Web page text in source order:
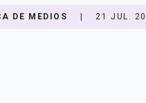
DE MEDIOS 21 JUL.